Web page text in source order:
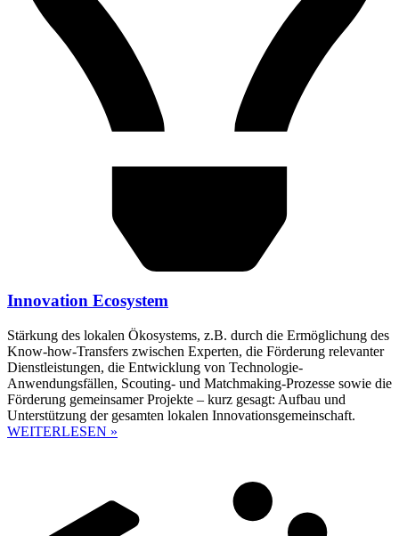
Innovation Ecosystem
Stärkung des lokalen Ökosystems, z.B. durch die Ermöglichung des
Know-how-Transfers zwischen Experten, die Förderung relevanter
Dienstleistungen, die Entwicklung von Technologie-
Anwendungsfällen, Scouting- und Matchmaking-Prozesse sowie die
Förderung gemeinsamer Projekte – kurz gesagt: Aufbau und
Unterstützung der gesamten lokalen Innovationsgemeinschaft.
WEITERLESEN »